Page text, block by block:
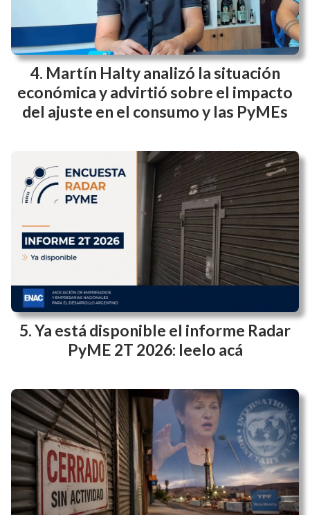
Martín Halty analizó la situación
económica y advirtió sobre el impacto
del ajuste en el consumo y las PyMEs
Ya está disponible el informe Radar
PyME 2T 2026: leelo acá